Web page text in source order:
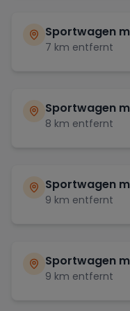
Sportwagen
7 km entfernt
Sportwagen
8 km entfernt
Sportwagen
9 km entfernt
Sportwagen
9 km entfernt